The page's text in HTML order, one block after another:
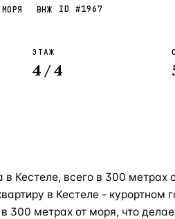
ВНЖ ID #1967
ЭТАЖ
4/ 4
в Кестеле, всего в 300
в Кестеле - курортном
300 метрах от моря, что